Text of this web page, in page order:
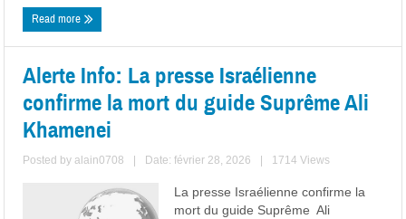
Read more
Alerte Info: La presse Israélienne
confirme la mort du guide Suprême Ali
Khamenei
Posted byalain0708 Date: février 28, 2026 1714 Views
La presse Israélienne confirme la
mort du guide Suprême Ali